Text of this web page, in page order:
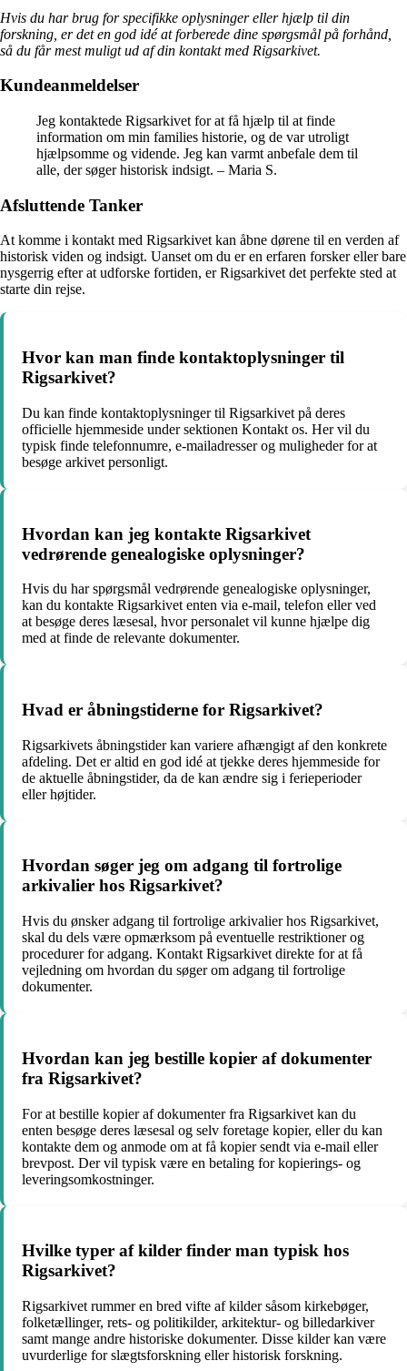
Hvis du har brug for specifikke oplysninger eller hjælp til din
forskning, er det en god idé at forberede dine spørgsmål på forhånd,
så du får mest muligt ud af din kontakt med Rigsarkivet.
Kundeanmeldelser
Jeg kontaktede Rigsarkivet for at få hjælp til at finde
information om min families historie, og de var utroligt
hjælpsomme og vidende. Jeg kan varmt anbefale dem til
alle, der søger historisk indsigt. – Maria S.
Afsluttende Tanker
At komme i kontakt med Rigsarkivet kan åbne dørene til en verden af
historisk viden og indsigt. Uanset om du er en erfaren forsker eller bare
nysgerrig efter at udforske fortiden, er Rigsarkivet det perfekte sted at
starte din rejse.
Hvor kan man finde kontaktoplysninger til
Rigsarkivet?
Du kan finde kontaktoplysninger til Rigsarkivet på deres
officielle hjemmeside under sektionen Kontakt os. Her vil du
typisk finde telefonnumre, e-mailadresser og muligheder for at
besøge arkivet personligt.
Hvordan kan jeg kontakte Rigsarkivet
vedrørende genealogiske oplysninger?
Hvis du har spørgsmål vedrørende genealogiske oplysninger,
kan du kontakte Rigsarkivet enten via e-mail, telefon eller ved
at besøge deres læsesal, hvor personalet vil kunne hjælpe dig
med at finde de relevante dokumenter.
Hvad er åbningstiderne for Rigsarkivet?
Rigsarkivets åbningstider kan variere afhængigt af den konkrete
afdeling. Det er altid en god idé at tjekke deres hjemmeside for
de aktuelle åbningstider, da de kan ændre sig i ferieperioder
eller højtider.
Hvordan søger jeg om adgang til fortrolige
arkivalier hos Rigsarkivet?
Hvis du ønsker adgang til fortrolige arkivalier hos Rigsarkivet,
skal du dels være opmærksom på eventuelle restriktioner og
procedurer for adgang. Kontakt Rigsarkivet direkte for at få
vejledning om hvordan du søger om adgang til fortrolige
dokumenter.
Hvordan kan jeg bestille kopier af dokumenter
fra Rigsarkivet?
For at bestille kopier af dokumenter fra Rigsarkivet kan du
enten besøge deres læsesal og selv foretage kopier, eller du kan
kontakte dem og anmode om at få kopier sendt via e-mail eller
brevpost. Der vil typisk være en betaling for kopierings- og
leveringsomkostninger.
Hvilke typer af kilder finder man typisk hos
Rigsarkivet?
Rigsarkivet rummer en bred vifte af kilder såsom kirkebøger,
folketællinger, rets- og politikilder, arkitektur- og billedarkiver
samt mange andre historiske dokumenter. Disse kilder kan være
uvurderlige for slægtsforskning eller historisk forskning.